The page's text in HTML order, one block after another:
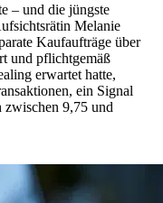
– und die jüngste
Melanie
Kaufaufträge über
und pflichtgemäß
erwartet hatte,
ein Signal
zwischen 9,75 und